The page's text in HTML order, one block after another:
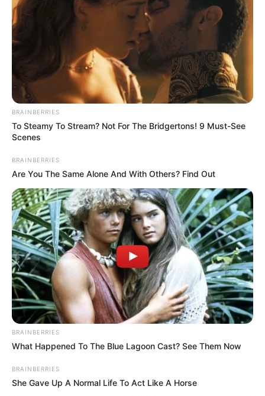
BRAINBERRIES
To Steamy To Stream? Not For The Bridgertons! 9 Must-See
Scenes
BRAINBERRIES
Are You The Same Alone And With Others? Find Out
BRAINBERRIES
What Happened To The Blue Lagoon Cast? See Them Now
BRAINBERRIES
She Gave Up A Normal Life To Act Like A Horse